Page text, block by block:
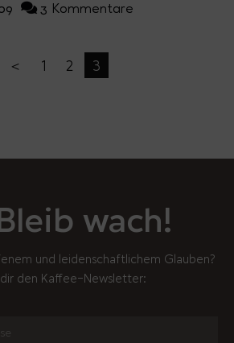
3 Kommentare
＜ 1 2 3
wach!
und leidenschaftlichem Glauben?
den Kaffee-Newsletter: